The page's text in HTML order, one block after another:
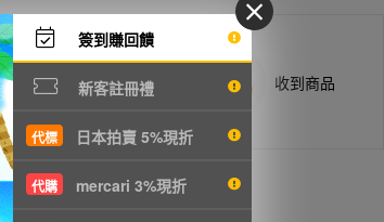
簽到賺回饋
新客註冊禮
代標 日本拍賣 5%現折
代購 mercari 3%現折
商品抵台通知出貨 收到商品